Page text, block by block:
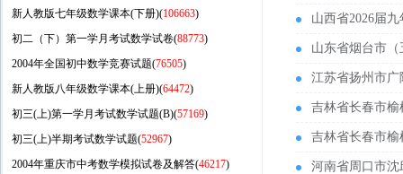
新人教版七年级数学课本(下册)(106663)
初二（下）第一学月考试数学试卷(88773)
2004年全国初中数学竞赛试题(76505)
新人教版八年级数学课本(上册)(64472)
初三(上)第一学月考试数学试题(B)(57169)
初三(上)半期考试数学试题(52967)
2004年重庆市中考数学模拟试卷及解答(46217)
山西省2026届
山东省烟台市
江苏省扬州市广
吉林省长春市榆
吉林省长春市榆
河南省周口市沈